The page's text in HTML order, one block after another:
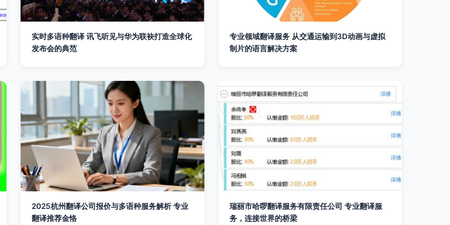
实时多语种翻译 讯飞听见与华为联袂打造全球化
发布会的典范
专业领域翻译服务 从交通运输到3D动画与虚拟
制片的语言解决方案
2025杭州翻译公司报价与多语种服务解析 专业
翻译推荐金恪
瑞丽市哈啰翻译服务有限责任公司 专业翻译服
务，连接世界的桥梁